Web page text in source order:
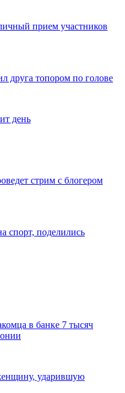
прием участников
друга топором по голове
день
стрим с блогером
спорт, поделились
в банке 7 тысяч
ударившую